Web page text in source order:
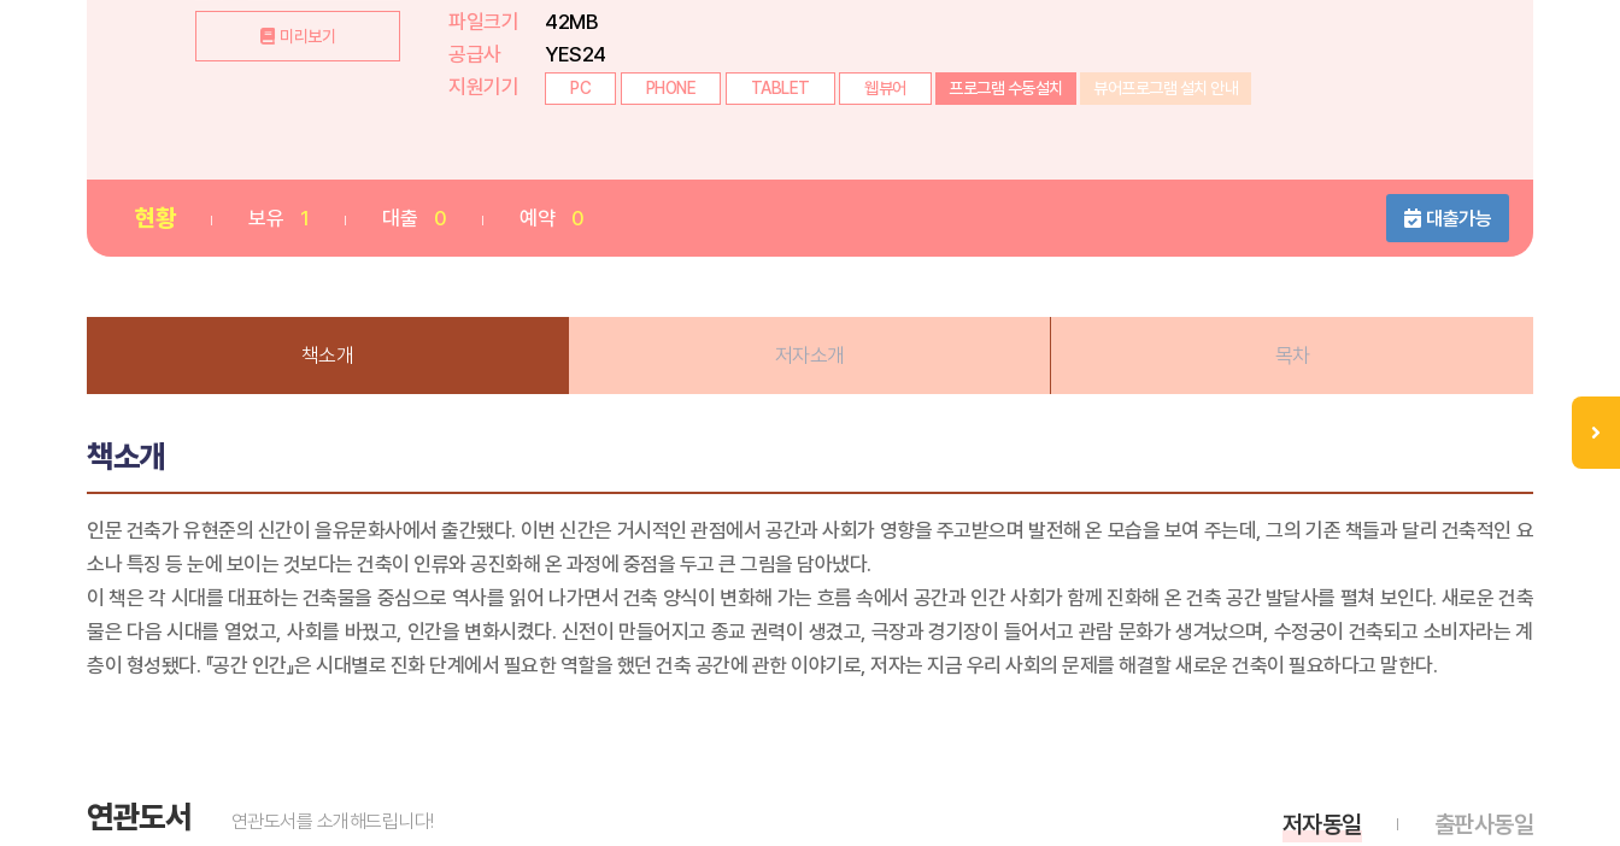
미리보기
파일크기
42MB
공급사
YES24
지원기기
PC PHONE TABLET 웹뷰어 프로그램 수동설치 뷰어프로그램 설치 안내
현황 보유 1 대출 0 예약 0 대출가능
책소개 저자소개 목차
책소개
인문 건축가 유현준의 신간이 을유문화사에서 출간됐다. 이번 신간은 거시적인 관점에서 공간과 사회가 영향을 주고받으며 발전해 온 모습을 보여 주는데, 그의 기존 책들과 달리 건축적인 요
소나 특징 등 눈에 보이는 것보다는 건축이 인류와 공진화해 온 과정에 중점을 두고 큰 그림을 담아냈다.
이 책은 각 시대를 대표하는 건축물을 중심으로 역사를 읽어 나가면서 건축 양식이 변화해 가는 흐름 속에서 공간과 인간 사회가 함께 진화해 온 건축 공간 발달사를 펼쳐 보인다. 새로운 건축
물은 다음 시대를 열었고, 사회를 바꿨고, 인간을 변화시켰다. 신전이 만들어지고 종교 권력이 생겼고, 극장과 경기장이 들어서고 관람 문화가 생겨났으며, 수정궁이 건축되고 소비자라는 계
층이 형성됐다. 『공간 인간』은 시대별로 진화 단계에서 필요한 역할을 했던 건축 공간에 관한 이야기로, 저자는 지금 우리 사회의 문제를 해결할 새로운 건축이 필요하다고 말한다.
연관도서 연관도서를 소개해드립니다! 출판사동일
저자동일